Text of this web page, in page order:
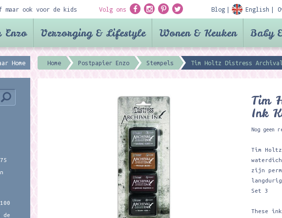
ook voor de kids Volg ons Blog English
Enzo Verzorging & Lifestyle Wonen & Keuken Baby
Home Home Postpapier Enzo Stempels Tim Holtz Distress
Tim
Ink
Nog geen
Tim
zijn
Set 3
These
de